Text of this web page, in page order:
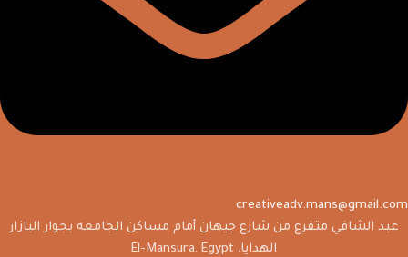
creativeadv.mans@gmail.com
عبد الشافي متفرع من شارع جيهان أمام مساكن الجامعه بجوار البازار
الهدايا, El-Mansura, Egypt